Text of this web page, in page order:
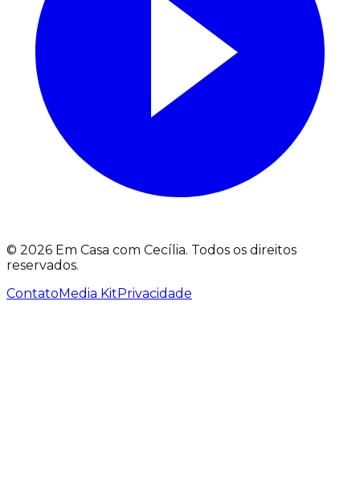
© 2026 Em Casa com Cecília. Todos os direitos
reservados.
ContatoMedia KitPrivacidade